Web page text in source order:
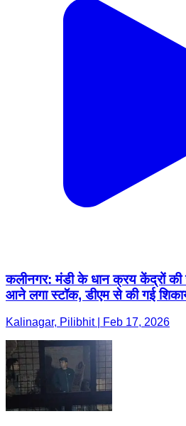
कलीनगर: मंडी के धान क्रय केंद्रों की
आने लगा स्टॉक, डीएम से की गई
Kalinagar, Pilibhit | Feb 17, 2026